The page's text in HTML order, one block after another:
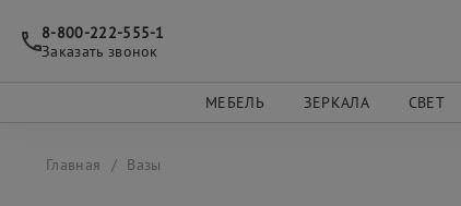
8-800-222-555-1
Заказать звонок
МЕБЕЛЬ ЗЕРКАЛА СВЕТ
Главная Вазы